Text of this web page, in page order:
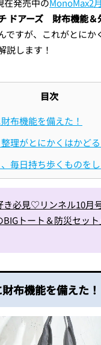
ドアーズ 財布機能＆
ですが、これがとにか
説します！
目次
布機能を備えた！
理がとにかくはかどる
毎日持ち歩くものを
き必見♡リンネル10月
トート＆防災セッ
布機能を備えた！